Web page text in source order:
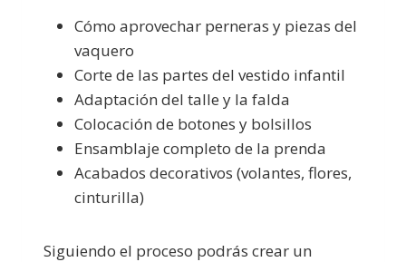
Cómo aprovechar perneras y piezas del
vaquero
Corte de las partes del vestido infantil
Adaptación del talle y la falda
Colocación de botones y bolsillos
Ensamblaje completo de la prenda
Acabados decorativos (volantes, flores,
cinturilla)
Siguiendo el proceso podrás crear un